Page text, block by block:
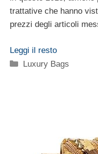
trattative che hanno
prezzi degli articoli
Leggi il resto
Categorie
Luxury Bags